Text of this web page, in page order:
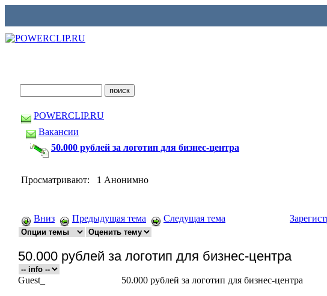
POWERCLIP.RU
Вакансии
50.000 рублей за логотип для бизнес-центра
Просматривают: 1 Анонимно
Вниз Предыдущая тема Следущая тема
50.000 рублей за логотип для бизнес-центра
Guest_
50.000 рублей за логотип для бизнес-центра